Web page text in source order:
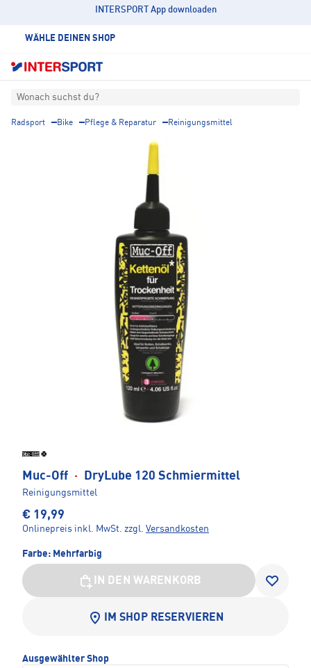
INTERSPORT App downloaden
WÄHLE DEINEN SHOP
Wonach suchst du?
Radsport Bike Pflege & Reparatur Reinigungsmittel
Muc-Off · DryLube 120 Schmiermittel
Reinigungsmittel
€ 19,99
Onlinepreis inkl. MwSt. zzgl. Versandkosten
Farbe: Mehrfarbig
IN DEN WARENKORB
IM SHOP RESERVIEREN
Ausgewählter Shop